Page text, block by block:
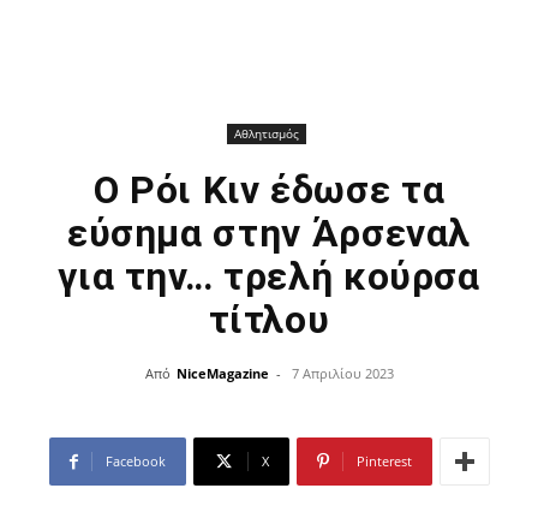
Αθλητισμός
Ο Ρόι Κιν έδωσε τα
εύσημα στην Άρσεναλ
για την… τρελή κούρσα
τίτλου
Από NiceMagazine - 7 Απριλίου 2023
Facebook X Pinterest